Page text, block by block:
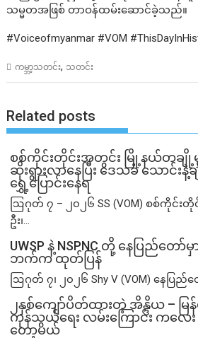
သမ္မတအဖြစ် တာဝန်ထမ်းဆောင်ခဲ့သည်။
#Voiceofmyanmar #VOM
ကမ္ဘာ့သတင်း, သတင်း
Related posts
စစ်ကိုင်းတိုင်းအတွင်း မြို့နယ်တချို့မှ
ဆိုးရွားလာနေပြီး ဒေသခံ သောင်းနဲ့ခ
ရွှေ့ပြောင်းနေရ
ဩဂုတ် ၇ – ၂၀၂၆ SS (VOM) စစ်ကိုင်းတို
ဦး၊...
UWSP နဲ့ NSPNC တို့ နေပြည်တေ
ဘက်က ထုတ်ပြန်
ဩဂုတ် ၇၊ ၂၀၂၆ Shy V (VOM) နေပြ
၂နှစ်​ကျော်ပိတ်ထားတဲ့ အိန္ဒိယ – မြ
ကုန်သွယ်ရေး လမ်းကြောင်း ကလေး
တော့မယ်